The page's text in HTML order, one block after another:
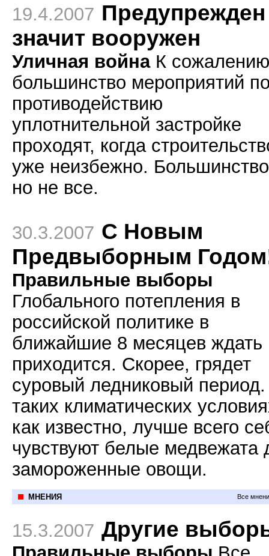
19.4.2007 Предупрежден
значит вооружен
Уличная войнаК
большинство мероприятий
противодействию
уплотнительной застройке
проходят, когда
уже неизбежно.
но не все.
30.3.2007 С Новым
Предвыборным
Правильные выборы
Глобального потепления в
российской политике в
ближайшие 8 месяцев ждать
приходится. Скорее, грядет
суровый ледниковый
таких климатических
как известно, лучше всего
чувствуют белые медвежата
замороженные овощи.
МНЕНИЯ Все
15.3.2007 Другие